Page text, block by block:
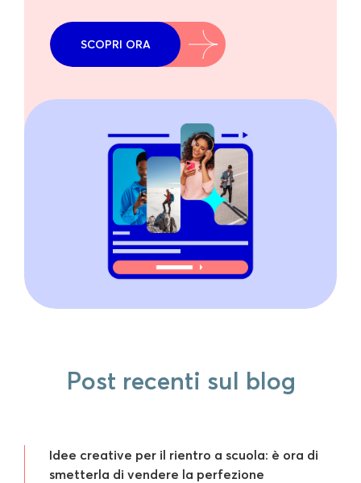
SCOPRI ORA
Post recenti sul blog
Idee creative per il rientro a scuola: è ora di
smetterla di vendere la perfezione